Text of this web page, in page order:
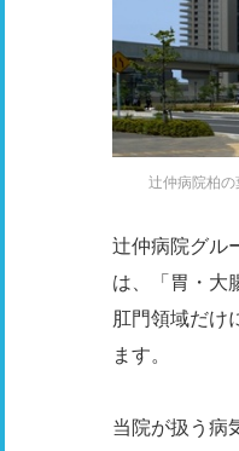
辻仲病院柏
辻仲病院グル
は、「胃・大
肛門領域だけ
ます。
当院が扱う病